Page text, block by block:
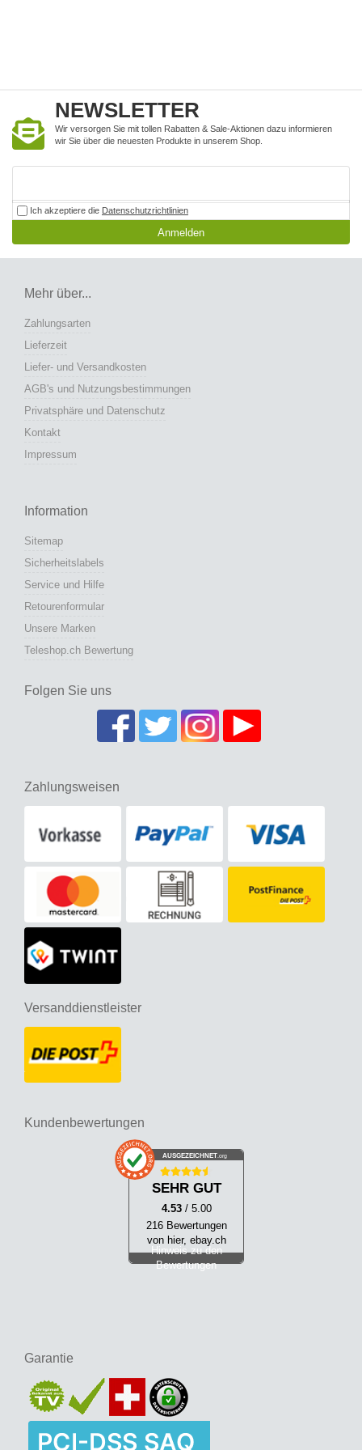
NEWSLETTER
Wir versorgen Sie mit tollen Rabatten & Sale-Aktionen dazu informieren
wir Sie über die neuesten Produkte in unserem Shop.
Ich akzeptiere die Datenschutzrichtlinien
Anmelden
Mehr über...
Zahlungsarten
Lieferzeit
Liefer- und Versandkosten
AGB's und Nutzungsbestimmungen
Privatsphäre und Datenschutz
Kontakt
Impressum
Information
Sitemap
Sicherheitslabels
Service und Hilfe
Retourenformular
Unsere Marken
Teleshop.ch Bewertung
Folgen Sie uns
Zahlungsweisen
Versanddienstleister
Kundenbewertungen
AUSGEZEICHNET .org
SEHR GUT
4.53 / 5.00
216 Bewertungen
von hier, ebay.ch
Hinweis zu den
Bewertungen
Garantie